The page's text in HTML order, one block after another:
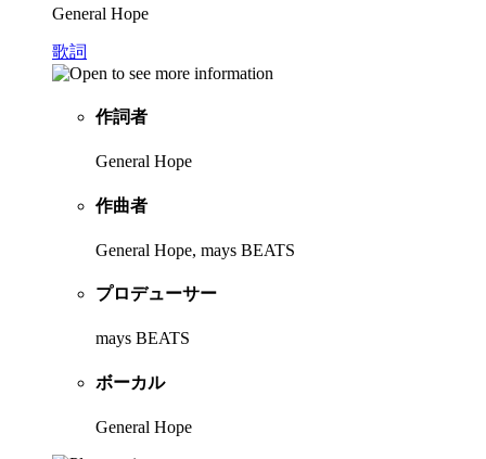
General Hope
歌詞
作詞者
General Hope
作曲者
General Hope, mays BEATS
プロデューサー
mays BEATS
ボーカル
General Hope